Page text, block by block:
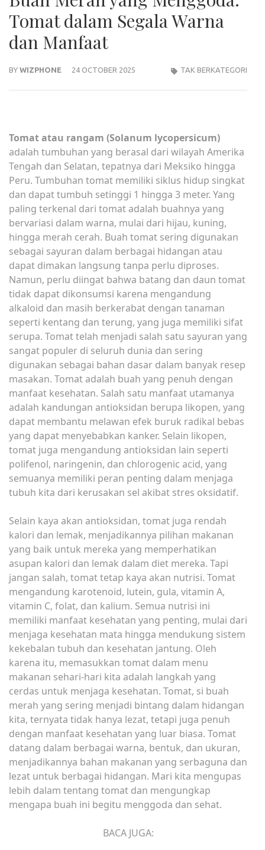
Tomat dalam Segala Warna
dan Manfaat
BY WIZPHONE 24 OCTOBER 2025 TAK BERKATEGORI
Tomat atau rangam (Solanum lycopersicum)
adalah tumbuhan yang berasal dari wilayah Amerika
Tengah dan Selatan, tepatnya dari Meksiko hingga
Peru. Tumbuhan tomat memiliki siklus hidup singkat
dan dapat tumbuh setinggi 1 hingga 3 meter. Yang
paling terkenal dari tomat adalah buahnya yang
bervariasi dalam warna, mulai dari hijau, kuning,
hingga merah cerah. Buah tomat sering digunakan
sebagai sayuran dalam berbagai hidangan atau
dapat dimakan langsung tanpa perlu diproses.
Namun, perlu diingat bahwa batang dan daun tomat
tidak dapat dikonsumsi karena mengandung
alkaloid dan masih berkerabat dengan tanaman
seperti kentang dan terung, yang juga memiliki sifat
serupa. Tomat telah menjadi salah satu sayuran yang
sangat populer di seluruh dunia dan sering
digunakan sebagai bahan dasar dalam banyak resep
masakan. Tomat adalah buah yang penuh dengan
manfaat kesehatan. Salah satu manfaat utamanya
adalah kandungan antioksidan berupa likopen, yang
dapat membantu melawan efek buruk radikal bebas
yang dapat menyebabkan kanker. Selain likopen,
tomat juga mengandung antioksidan lain seperti
polifenol, naringenin, dan chlorogenic acid, yang
semuanya memiliki peran penting dalam menjaga
tubuh kita dari kerusakan sel akibat stres oksidatif.
Selain kaya akan antioksidan, tomat juga rendah
kalori dan lemak, menjadikannya pilihan makanan
yang baik untuk mereka yang memperhatikan
asupan kalori dan lemak dalam diet mereka. Tapi
jangan salah, tomat tetap kaya akan nutrisi. Tomat
mengandung karotenoid, lutein, gula, vitamin A,
vitamin C, folat, dan kalium. Semua nutrisi ini
memiliki manfaat kesehatan yang penting, mulai dari
menjaga kesehatan mata hingga mendukung sistem
kekebalan tubuh dan kesehatan jantung. Oleh
karena itu, memasukkan tomat dalam menu
makanan sehari-hari kita adalah langkah yang
cerdas untuk menjaga kesehatan. Tomat, si buah
merah yang sering menjadi bintang dalam hidangan
kita, ternyata tidak hanya lezat, tetapi juga penuh
dengan manfaat kesehatan yang luar biasa. Tomat
datang dalam berbagai warna, bentuk, dan ukuran,
menjadikannya bahan makanan yang serbaguna dan
lezat untuk berbagai hidangan. Mari kita mengupas
lebih dalam tentang tomat dan mengungkap
mengapa buah ini begitu menggoda dan sehat.
BACA JUGA: